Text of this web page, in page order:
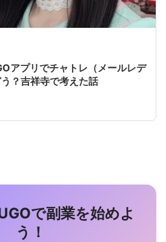
アプリでチャトレ（メールレデ
？吉祥寺で考えた話
で副業を始めよ
う！